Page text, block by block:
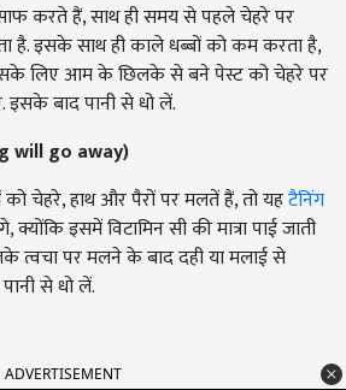
करते हैं, साथ ही समय से पहले चेहरे पर
है. इसके साथ ही काले धब्बों को कम करता है,
लिए आम के छिलके से बने पेस्ट को चेहरे पर
बाद पानी से धो लें.
will go away)
चेहरे, हाथ और पैरों पर मलतें हैं, तो यहटैनिंग
इसमें विटामिन सी की मात्रा पाई जाती
पर मलने के बाद दही या मलाई से
से धो लें.
ADVERTISEMENT